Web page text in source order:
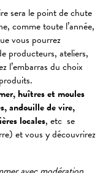
sera le point de chute
comme toute l’année,
vous pourrez
producteurs, ateliers,
l’embarras du choix
huîtres et moules
andouille de vire,
locales, etc se
et vous y découvrirez